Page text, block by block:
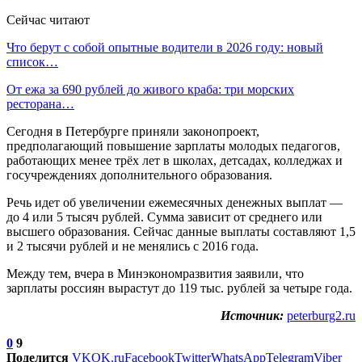
Сейчас читают
Что берут с собой опытные водители в 2026 году: новый
список…
От ежа за 690 рублей до живого краба: три морских
ресторана…
Сегодня в Петербурге приняли законопроект,
предполагающий повышение зарплаты молодых педагогов,
работающих менее трёх лет в школах, детсадах, колледжах и
госучреждениях дополнительного образования.
Речь идет об увеличении ежемесячных денежных выплат —
до 4 или 5 тысяч рублей. Сумма зависит от среднего или
высшего образования. Сейчас данные выплаты составляют 1,5
и 2 тысячи рублей и не менялись с 2016 года.
Между тем, вчера в Минэкономразвития заявили, что
зарплаты россиян вырастут до 119 тыс. рублей за четыре года.
Источник: peterburg2.ru
0 9
Поделится VKOK.ruFacebookTwitterWhatsAppTelegramViber